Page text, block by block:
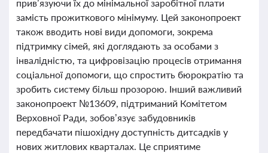
прив’язуючи їх до мінімальної заробітної плати
замість прожиткового мінімуму. Цей законопроект
також вводить нові види допомоги, зокрема
підтримку сімей, які доглядають за особами з
інвалідністю, та цифровізацію процесів отримання
соціальної допомоги, що спростить бюрократію та
зробить систему більш прозорою. Інший важливий
законопроект №13609, підтриманий Комітетом
Верховної Ради, зобов’язує забудовників
передбачати пішохідну доступність дитсадків у
нових житлових кварталах. Це сприятиме